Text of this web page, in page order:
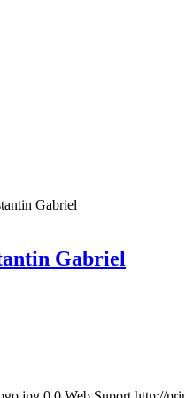
Gabriel
Gabriel